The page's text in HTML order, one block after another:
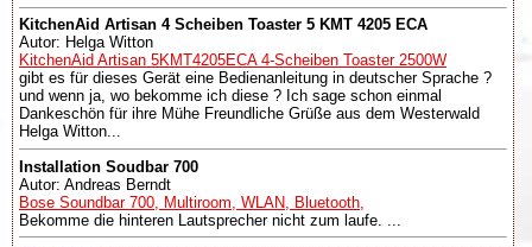
KitchenAid Artisan 4 Scheiben Toaster 5 KMT 4205 ECA
Autor: Helga Witton
KitchenAid Artisan 5KMT4205ECA 4-Scheiben Toaster 2500W
gibt es für dieses Gerät eine Bedienanleitung in deutscher Sprache ?
und wenn ja, wo bekomme ich diese ? Ich sage schon einmal
Dankeschön für ihre Mühe Freundliche Grüße aus dem Westerwald
Helga Witton...
Installation Soudbar 700
Autor: Andreas Berndt
Bose Soundbar 700, Multiroom, WLAN, Bluetooth,
Bekomme die hinteren Lautsprecher nicht zum laufe. ...